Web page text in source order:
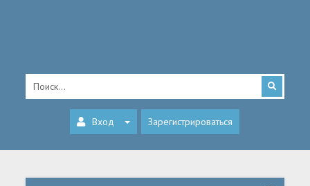
Вход Зарегистрироваться